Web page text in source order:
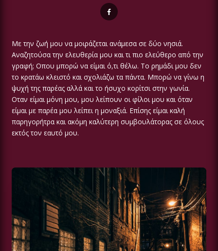
Με την ζωή μου να μοιράζεται ανάμεσα σε δύο νησιά.
Αναζητούσα την ελευθερία μου και τι πιο ελεύθερο από την
γραφή; Οπου μπορώ να είμαι ό,τι θέλω. Το ρημάδι μου δεν
το κρατάω κλειστό και σχολιάζω τα πάντα. Μπορώ να γίνω η
ψυχή της παρέας αλλά και το ήσυχο κορίτσι στην γωνία.
Οταν είμαι μόνη μου, μου λείπουν οι φίλοι μου και όταν
είμαι με παρέα μου λείπει η μοναξιά. Επίσης είμαι καλή
παρηγορήτρα και ακόμη καλύτερη συμβουλάτορας σε όλους
εκτός τον εαυτό μου.